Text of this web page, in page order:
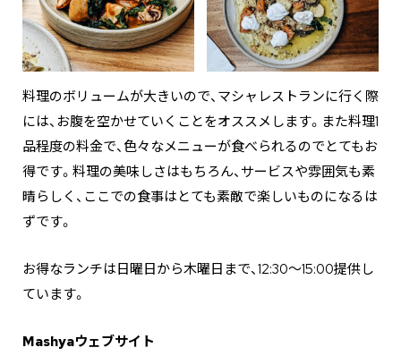
料理のボリュームが大きいので、マシャレストランに行く際
には、お腹を空かせていくことをオススメします。また料理1
品程度の料金で、色々なメニューが食べられるのでとてもお
得です。料理の美味しさはもちろん、サービスや雰囲気も素
晴らしく、ここでの食事はとても素敵で楽しいものになるは
ずです。
お得なランチは日曜日から木曜日まで、12:30～15:00提供し
ています。
Mashyaウェブサイト